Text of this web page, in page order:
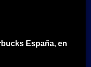
España, en